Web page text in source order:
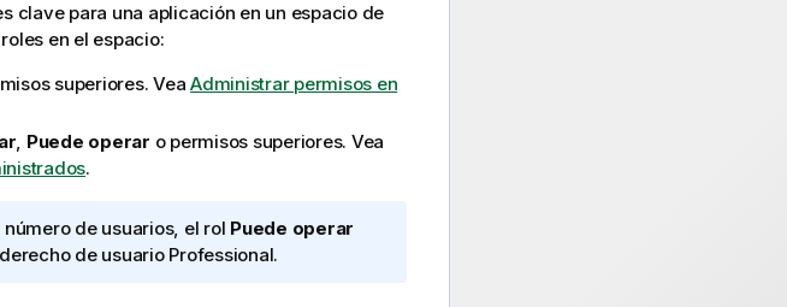
clave para una aplicación en un espacio de
en el espacio:
superiores. Vea Administrar permisos en
, Puede operar o permisos superiores. Vea
.
de usuarios, el rol Puede operar
de usuario Professional.